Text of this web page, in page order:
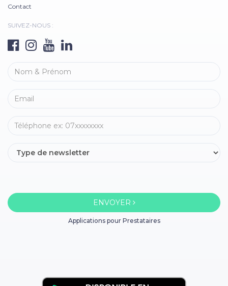
Contact
SUIVEZ-NOUS :
ENVOYER
Applications pour Prestataires